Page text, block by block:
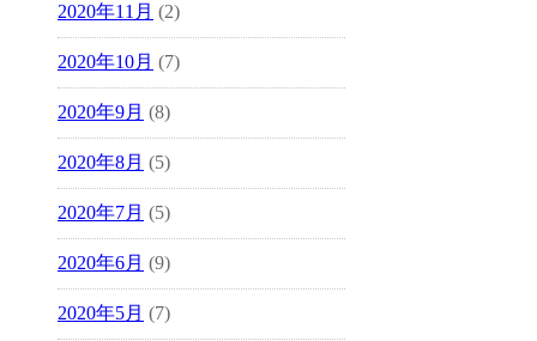
2020年11月 (2)
2020年10月 (7)
2020年9月 (8)
2020年8月 (5)
2020年7月 (5)
2020年6月 (9)
2020年5月 (7)